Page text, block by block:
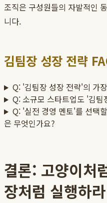
조직은 구성원들의 자발적인
니다.
김팀장 성장 전략
Q: '김팀장 성장 전략'의 가
Q: 소규모 스타트업도 '김
Q: '실전 경영 멘토'를 선택
은 무엇인가요?
결론: 고양이처
장처럼 실행하라